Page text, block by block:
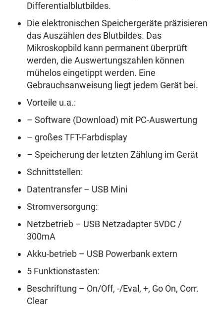
Differentialblutbildes.
Die elektronischen Speichergeräte präzisieren
das Auszählen des Blutbildes. Das
Mikroskopbild kann permanent überprüft
werden, die Auswertungszahlen können
mühelos eingetippt werden. Eine
Gebrauchsanweisung liegt jedem Gerät bei.
Vorteile u.a.:
– Software (Download) mit PC-Auswertung
– großes TFT-Farbdisplay
– Speicherung der letzten Zählung im Gerät
Schnittstellen:
Datentransfer – USB Mini
Stromversorgung:
Netzbetrieb – USB Netzadapter 5VDC /
300mA
Akku-betrieb – USB Powerbank extern
5 Funktionstasten:
Beschriftung – On/Off, -/Eval, +, Go On, Corr.
Clear